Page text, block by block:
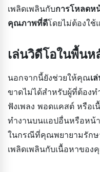
เพลิดเพลินกับการโหลดห
คุณภาพที่ดีโดยไม่ต้องใ
เล่นวิดีโอในพื้นห
นอกจากนี้ยังช่วยให้คุณเ
ขาดไม่ได้สำหรับผู้ที่ต้องท
ฟังเพลง พอดแคสต์ หรือ
ทำงานบนแอปอื่นหรือหน้
ในกรณีที่คุณพยายามรักษ
เพลิดเพลินกับเนื้อหาของ